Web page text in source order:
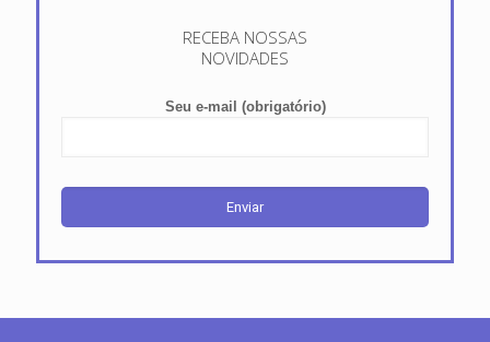
RECEBA NOSSAS
NOVIDADES
Seu e-mail (obrigatório)